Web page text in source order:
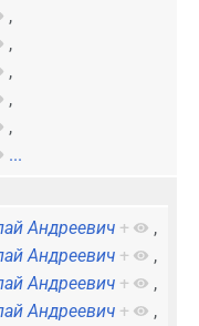
,
,
,
,
,
...
Андреевич +
,
Андреевич +
,
Андреевич +
,
Андреевич +
,